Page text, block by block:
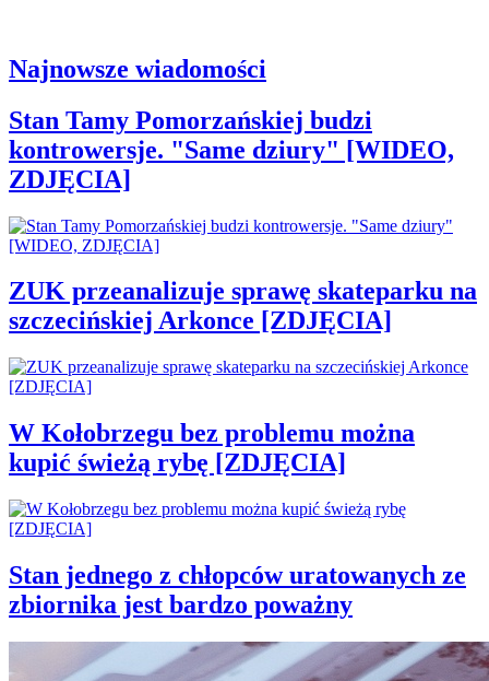
Najnowsze wiadomości
Stan Tamy Pomorzańskiej budzi
kontrowersje. "Same dziury" [WIDEO,
ZDJĘCIA]
ZUK przeanalizuje sprawę skateparku na
szczecińskiej Arkonce [ZDJĘCIA]
W Kołobrzegu bez problemu można
kupić świeżą rybę [ZDJĘCIA]
Stan jednego z chłopców uratowanych ze
zbiornika jest bardzo poważny